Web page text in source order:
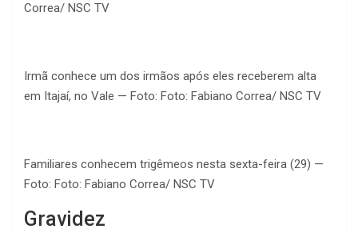
Correa/ NSC TV
Irmã conhece um dos irmãos após eles receberem alta
em Itajaí, no Vale — Foto: Foto: Fabiano Correa/ NSC TV
Familiares conhecem trigêmeos nesta sexta-feira (29) —
Foto: Foto: Fabiano Correa/ NSC TV
Gravidez